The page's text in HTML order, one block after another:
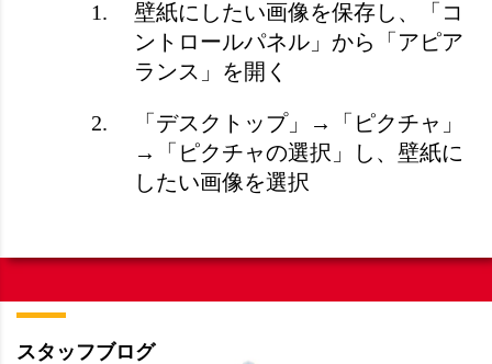
壁紙にしたい画像を保存し、「コ
ントロールパネル」から「アピア
ランス」を開く
「デスクトップ」→「ピクチャ」
→「ピクチャの選択」し、壁紙に
したい画像を選択
スタッフブログ